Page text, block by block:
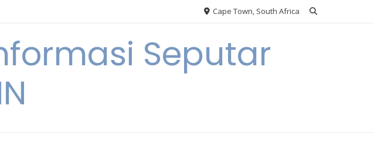
Cape Town, South Africa
Seputar